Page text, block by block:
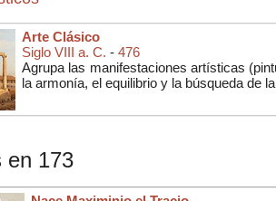
Arte Clásico
Siglo VIII a. C. - 476
Agrupa las manifestaciones artísticas (
la armonía, el equilibrio y la búsqueda de
en 173